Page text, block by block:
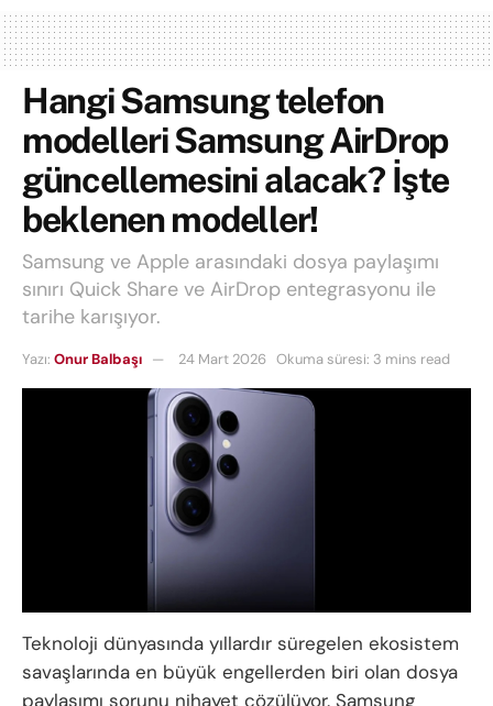
Hangi Samsung telefon
modelleri Samsung AirDrop
güncellemesini alacak? İşte
beklenen modeller!
Samsung ve Apple arasındaki dosya paylaşımı
sınırı Quick Share ve AirDrop entegrasyonu ile
tarihe karışıyor.
Yazı: Onur Balbaşı 24 Mart 2026 Okuma süresi: 3 mins read
Teknoloji dünyasında yıllardır süregelen ekosistem
savaşlarında en büyük engellerden biri olan dosya
paylaşımı sorunu nihayet çözülüyor. Samsung